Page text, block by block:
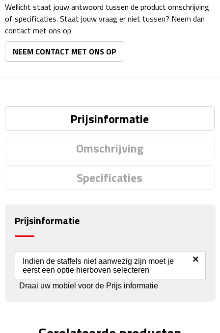
Matrozentassen
Reizen
Reisbekers
Bagageweegschalen
Reisstekkers
Paspoorthouders
Wellicht staat jouw antwoord tussen de product omschrijving
of specificaties. Staat jouw vraag er niet tussen? Neem dan
contact met ons op
NEEM CONTACT MET ONS OP
Prijsinformatie
Omschrijving
Specificaties
Prijsinformatie
Indien de staffels niet aanwezig zijn moet je
eerst een optie hierboven selecteren
×
Draai uw mobiel voor de Prijs informatie